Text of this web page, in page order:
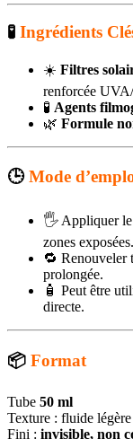
🧪 Ingrédients
☀️ Filtres
renforcée
🧪 Agents
🌿 Formule
🕒Mode
🖐️ Appliquer le
zones exposées.
🔁 Renouveler
prolongée.
🧴 Peut être
directe.
📦 Format
Tube 50 ml
Texture : fluide légère
Fini : invisible, non